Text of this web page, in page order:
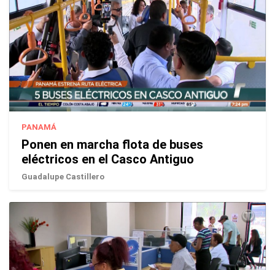
PANAMÁ
Ponen en marcha flota de buses
eléctricos en el Casco Antiguo
Guadalupe Castillero